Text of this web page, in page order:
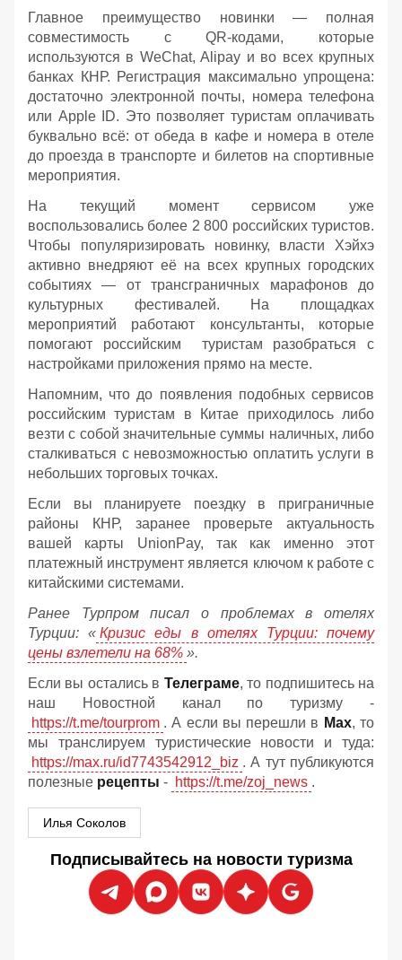
Главное преимущество новинки — полная
совместимость с QR-кодами, которые
используются в WeChat, Alipay и во всех крупных
банках КНР. Регистрация максимально упрощена:
достаточно электронной почты, номера телефона
или Apple ID. Это позволяет туристам оплачивать
буквально всё: от обеда в кафе и номера в отеле
до проезда в транспорте и билетов на спортивные
мероприятия.
На текущий момент сервисом уже
воспользовались более 2 800 российских туристов.
Чтобы популяризировать новинку, власти Хэйхэ
активно внедряют её на всех крупных городских
событиях — от трансграничных марафонов до
культурных фестивалей. На площадках
мероприятий работают консультанты, которые
помогают российским туристам разобраться с
настройками приложения прямо на месте.
Напомним, что до появления подобных сервисов
российским туристам в Китае приходилось либо
везти с собой значительные суммы наличных, либо
сталкиваться с невозможностью оплатить услуги в
небольших торговых точках.
Если вы планируете поездку в приграничные
районы КНР, заранее проверьте актуальность
вашей карты UnionPay, так как именно этот
платежный инструмент является ключом к работе с
китайскими системами.
Ранее Турпром писал о проблемах в отелях
Турции: « Кризис еды в отелях Турции: почему
цены взлетели на 68% ».
Если вы остались в Телеграме, то подпишитесь на
наш Новостной канал по туризму -
https://t.me/tourprom . А если вы перешли в Мах, то
мы транслируем туристические новости и туда:
https://max.ru/id7743542912_biz . А тут публикуются
полезные рецепты - https://t.me/zoj_news .
Илья Соколов
Подписывайтесь на новости туризма